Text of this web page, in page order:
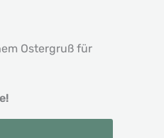
Ostergruß für